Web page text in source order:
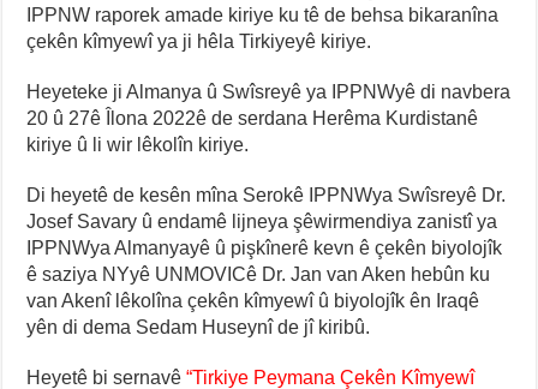
IPPNW raporek amade kiriye ku tê de behsa bikaranîna
çekên kîmyewî ya ji hêla Tirkiyeyê kiriye.
Heyeteke ji Almanya û Swîsreyê ya IPPNWyê di navbera
20 û 27ê Îlona 2022ê de serdana Herêma Kurdistanê
kiriye û li wir lêkolîn kiriye.
Di heyetê de kesên mîna Serokê IPPNWya Swîsreyê Dr.
Josef Savary û endamê lijneya şêwirmendiya zanistî ya
IPPNWya Almanyayê û pişkînerê kevn ê çekên biyolojîk
ê saziya NYyê UNMOVICê Dr. Jan van Aken hebûn ku
van Akenî lêkolîna çekên kîmyewî û biyolojîk ên Iraqê
yên di dema Sedam Huseynî de jî kiribû.
Heyetê bi sernavê“Tirkiye Peymana Çekên Kîmyewî